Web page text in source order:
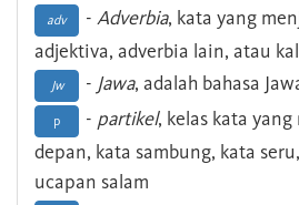
adv - Adverbia, kata yang
adjektiva, adverbia lain, atau
Jw - Jawa, adalah bahasa
p - partikel, kelas kata
depan, kata sambung, kata
ucapan salam